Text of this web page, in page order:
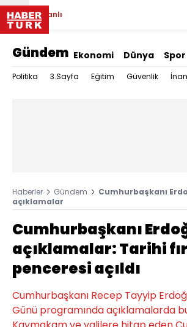
Canlı
Gündem Ekonomi Dünya Spor
Politika 3.Sayfa Eğitim Güvenlik
Haberler Gündem
Cumhurbaşkanı
açıklamalar
Cumhurbaşkanı
açıklamalar: Tarihi
penceresi açıldı
Cumhurbaşkanı Recep Tayyip
Günü programında açıklamalarda